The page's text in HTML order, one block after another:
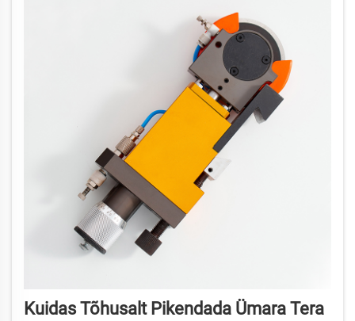
Kuidas Tõhusalt Pikendada Ümara Tera